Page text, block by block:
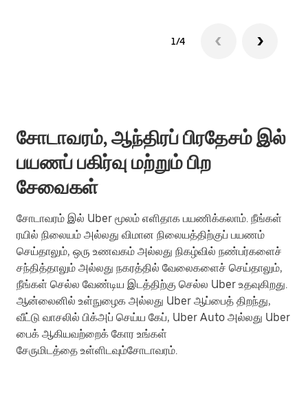
1/4
சோடாவரம், ஆந்திரப் பிரதேசம் இல்
பயணப் பகிர்வு மற்றும் பிற
சேவைகள்
சோடாவரம் இல் Uber மூலம் எளிதாக பயணிக்கலாம். நீங்கள்
ரயில் நிலையம் அல்லது விமான நிலையத்திற்குப் பயணம்
செய்தாலும், ஒரு உணவகம் அல்லது நிகழ்வில் நண்பர்களைச்
சந்தித்தாலும் அல்லது நகரத்தில் வேலைகளைச் செய்தாலும்,
நீங்கள் செல்ல வேண்டிய இடத்திற்கு செல்ல Uber உதவுகிறது.
ஆன்லைனில் உள்நுழைக அல்லது Uber ஆப்பைத் திறந்து,
வீட்டு வாசலில் பிக்அப் செய்ய கேப், Uber Auto அல்லது Uber
பைக் ஆகியவற்றைக் கோர உங்கள்
சேருமிடத்தை உள்ளிடவும்சோடாவரம்.